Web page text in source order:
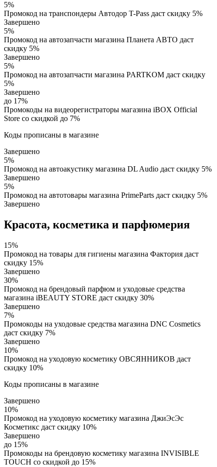
5%
Промокод на транспондеры Автодор T-Pass даст скидку 5%
Завершено
5%
Промокод на автозапчасти магазина Планета АВТО даст
скидку 5%
Завершено
5%
Промокод на автозапчасти магазина PARTKOM даст скидку
5%
Завершено
до 17%
Промокоды на видеорегистраторы магазина iBOX Official
Store со скидкой до 7%
Коды прописаны в магазине
Завершено
5%
Промокод на автоакустику магазина DL Audio даст скидку 5%
Завершено
5%
Промокод на автотовары магазина PrimeParts даст скидку 5%
Завершено
Красота, косметика и парфюмерия
15%
Промокод на товары для гигиены магазина Фактория даст
скидку 15%
Завершено
30%
Промокод на брендовый парфюм и уходовые средства
магазина iBEAUTY STORE даст скидку 30%
Завершено
7%
Промокоды на уходовые средства магазина DNC Cosmetics
даст скидку 7%
Завершено
10%
Промокод на уходовую косметику ОВСЯННИКОВ даст
скидку 10%
Коды прописаны в магазине
Завершено
10%
Промокод на уходовую косметику магазина ДжиЭсЭс
Косметикс даст скидку 10%
Завершено
до 15%
Промокоды на брендовую косметику магазина INVISIBLE
TOUCH со скидкой до 15%